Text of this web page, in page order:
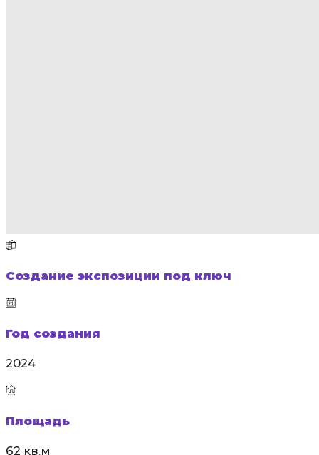
Создание экспозиции под ключ
Год создания
2024
Площадь
62 кв.м